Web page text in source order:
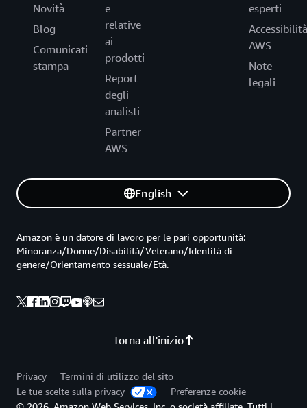
Novità
Blog
Comunicati
stampa
e
relative
ai
prodotti
Report
degli
analisti
Partner
AWS
esperti
Accessibilità
AWS
Note
legali
English
Torna all'inizio
Amazon è un datore di lavoro per le pari opportunità:
Minoranza/Donne/Disabilità/Veterano/Identità di
genere/Orientamento sessuale/Età.
Privacy
Termini di utilizzo del sito
Le tue scelte sulla privacy
Preferenze cookie